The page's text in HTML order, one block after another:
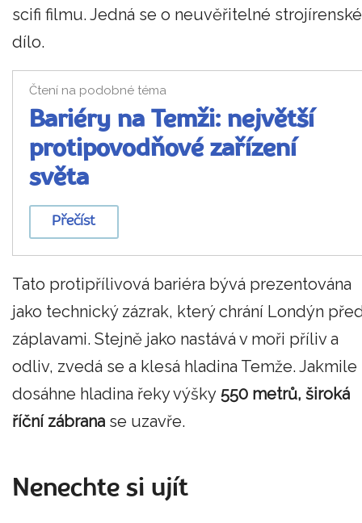
scifi filmu. Jedná se o neuvěřitelné strojírenské
dílo.
Čtení na podobné téma
Bariéry na Temži: největší
protipovodňové zařízení
světa
Přečíst
Tato protipřílivová bariéra bývá prezentována
jako technický zázrak, který chrání Londýn
záplavami. Stejně jako nastává v moři příliv a
odliv, zvedá se a klesá hladina Temže. Jakmile
dosáhne hladina řeky výšky 550 metrů, široká
říční zábrana se uzavře.
Nenechte si ujít